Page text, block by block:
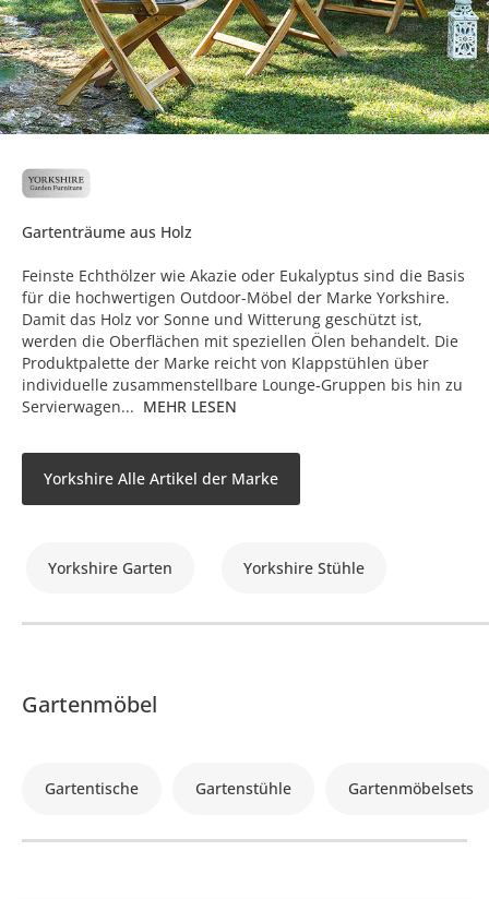
Gartenträume aus Holz
Feinste Echthölzer wie Akazie oder Eukalyptus sind die Basis
für die hochwertigen Outdoor-Möbel der Marke Yorkshire.
Damit das Holz vor Sonne und Witterung geschützt ist,
werden die Oberflächen mit speziellen Ölen behandelt. Die
Produktpalette der Marke reicht von Klappstühlen über
individuelle zusammenstellbare Lounge-Gruppen bis hin zu
Servierwagen... MEHR LESEN
Yorkshire Alle Artikel der Marke
Yorkshire Garten Yorkshire Stühle
Gartenmöbel
Gartentische Gartenstühle Gartenmöbelsets